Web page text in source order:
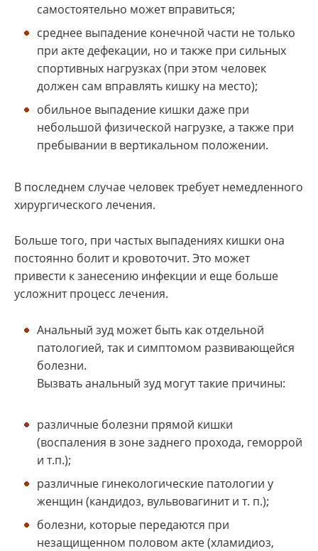
самостоятельно может вправиться;
среднее выпадение конечной части не только
при акте дефекации, но и также при сильных
спортивных нагрузках (при этом человек
должен сам вправлять кишку на место);
обильное выпадение кишки даже при
небольшой физической нагрузке, а также при
пребывании в вертикальном положении.
В последнем случае человек требует немедленного
хирургического лечения.
Больше того, при частых выпадениях кишки она
постоянно болит и кровоточит. Это может
привести к занесению инфекции и еще больше
усложнит процесс лечения.
Анальный зуд может быть как отдельной
патологией, так и симптомом развивающейся
болезни.
Вызвать анальный зуд могут такие причины:
различные болезни прямой кишки
(воспаления в зоне заднего прохода, геморрой
и т.п.);
различные гинекологические патологии у
женщин (кандидоз, вульвовагинит и т. п.);
болезни, которые передаются при
незащищенном половом акте (хламидиоз,